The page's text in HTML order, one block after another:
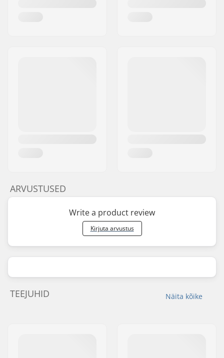
ARVUSTUSED
Write a product review
Kirjuta arvustus
Näita kõike
TEEJUHID